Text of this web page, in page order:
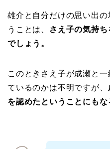
雄介と自分だけの思い出
うことは、
さえ子の気持
でしょう。
このときさえ子が成瀬と
ているのかは不明ですが、
を認めたということにもな